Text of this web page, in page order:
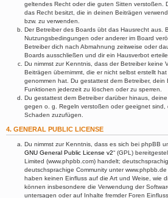
geltendes Recht oder die guten Sitten verstoßen.
das Recht besitzt, die in deinen Beiträgen
bzw. zu verwenden.
Der Betreiber des Boards übt das Hausrecht aus.
Nutzungsbedingungen oder anderer im Board
Betreiber dich nach Abmahnung zeitweise oder
Boards ausschließen und dir ein Hausverbot
Du nimmst zur Kenntnis, dass der Betreiber keine
Beiträgen übernimmt, die er nicht selbst erstellt
genommen hat. Du gestattest dem Betreiber,
Funktionen jederzeit zu löschen oder zu sperren.
Du gestattest dem Betreiber darüber hinaus,
gegen o. g. Regeln verstoßen oder geeignet sind,
Schaden zuzufügen.
4. GENERAL PUBLIC LICENSE
Du nimmst zur Kenntnis, dass es sich bei phpBB
GNU General Public License v2“ (GPL)
Limited (www.phpbb.com) handelt;
deutschsprachige Community unter
haben keinen Einfluss auf die Art und Weise, wie
können insbesondere die Verwendung der
untersagen oder auf Inhalte fremder Foren